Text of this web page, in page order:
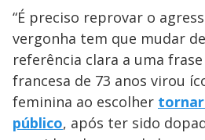
“É preciso reprovar o
vergonha tem que mudar
referência clara a uma frase
francesa de 73 anos virou
feminina ao escolher
público, após ter sido